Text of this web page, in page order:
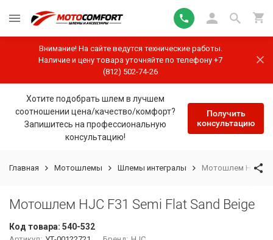
Внимание! На сайте ведутся технические работы.
Наличие и цену товара уточняйте по телефону +7
(812) 502-74-26
Хотите подобрать шлем в лучшем
соотношении цена/качество/комфорт?
Запишитесь на профессиональную
консультацию!
Получить
консультацию
Главная Мотошлемы Шлемы интегралы Мотошлем HJC
Мотошлем HJC F31 Semi Flat Sand Beige
Код товара: 540-532